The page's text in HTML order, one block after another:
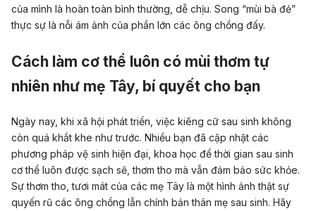
của mình là hoàn toàn bình thường, dễ chịu. Song “mùi bà đẻ”
thực sự là nỗi ám ảnh của phần lớn các ông chồng đấy.
Cách làm cơ thể luôn có mùi thơm tự
nhiên như mẹ Tây, bí quyết cho bạn
Ngày nay, khi xã hội phát triển, việc kiêng cữ sau sinh không
còn quá khắt khe như trước. Nhiều bạn đã cập nhật các
phương pháp vệ sinh hiện đại, khoa học để thời gian sau sinh
cơ thể luôn được sạch sẽ, thơm tho mà vẫn đảm bảo sức khỏe.
Sự thơm tho, tươi mát của các mẹ Tây là một hình ảnh thật sự
quyến rũ các ông chồng lẫn chính bản thân mẹ sau sinh. Hãy